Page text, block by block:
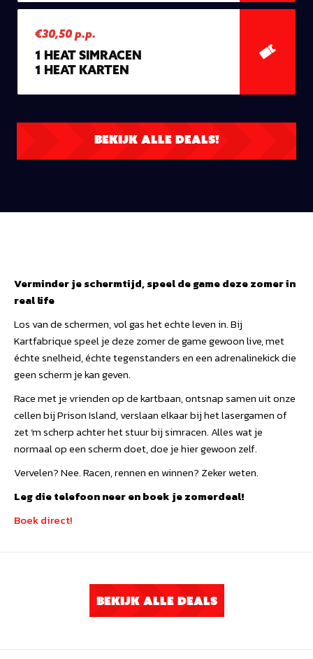
€30,50 p.p.
1 HEAT SIMRACEN
1 HEAT KARTEN
BEKIJK ALLE DEALS!
Verminder je schermtijd, speel de game deze zomer in
real life
Los van de schermen, vol gas het echte leven in. Bij
Kartfabrique speel je deze zomer de game gewoon live, met
échte snelheid, échte tegenstanders en een adrenalinekick die
geen scherm je kan geven.
Race met je vrienden op de kartbaan, ontsnap samen uit onze
cellen bij Prison Island, verslaan elkaar bij het lasergamen of
zet ‘m scherp achter het stuur bij simracen. Alles wat je
normaal op een scherm doet, doe je hier gewoon zelf.
Vervelen? Nee. Racen, rennen en winnen? Zeker weten.
Leg die telefoon neer en boek je zomerdeal!
Boek direct!
BEKIJK ALLE DEALS